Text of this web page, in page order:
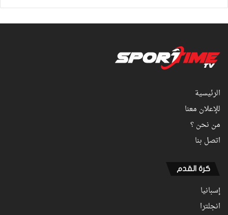
الرئيسية
للإعلان معنا
من نحن ؟
اتصل بنا
كرة القدم
إسبانيا
انجلترا